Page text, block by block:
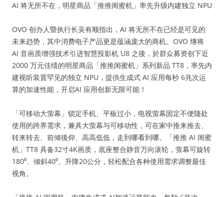
AI 将无所不在，明星商品「推推闺蜜机」率先升级内建独立 NPU
OVO 创办人暨执行长吴有顺指出，AI 将无所不在已经是可见的
未来趋势，其中消费电子产品更是蕴涵庞大的商机。OVO 继将
AI 音画质增强技术引进智慧投影机 U8 之後，於群众募资创下近
2000 万元佳绩的明星商品「推推闺蜜机」系列新品 TT8，率先内
建视听装置罕见的独立 NPU，提供生成式 AI 应用每秒 6兆次运
算的加速性能，开启AI 应用创新无限可能！
「可移动大萤幕」锁定手机、平板过小，电视萤幕固定不便随处
使用的跨界需求，兼具大萤幕与可移动性，可在家中推来推去、
转来转去、前倾後仰、高高低低，走到哪看到哪。「推推 AI 闺蜜
机」TT8 具备32寸4K画质，底座整合静音万向滚轮，萤幕可旋转
180⁰、倾斜40⁰、升降20公分，轻松配合各种使用需求调整最佳
视角。